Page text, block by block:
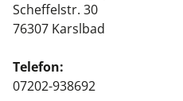
Scheffelstr. 30
76307 Karslbad
Telefon:
07202-938692
Klinische & Praktische Kurse
Live Online-Kurse